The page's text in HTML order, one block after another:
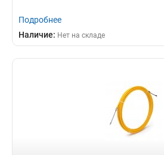
Подробнее
Наличие: Нет на складе